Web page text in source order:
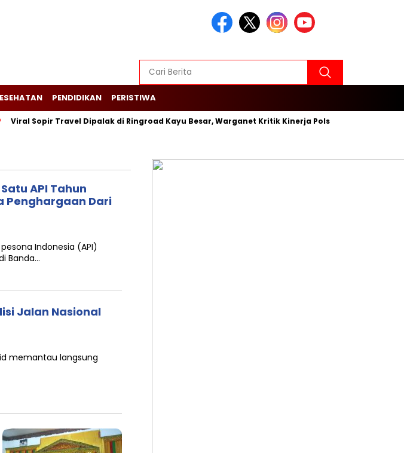
PENDIDIKAN PERISTIWA
Sopir Travel Dipalak di Ringroad Kayu Besar, Warganet Kritik Kinerja Polsek Cengkareng
API Tahun
Penghargaan Dari
Indonesia (API)
Banda…
Jalan Nasional
memantau langsung